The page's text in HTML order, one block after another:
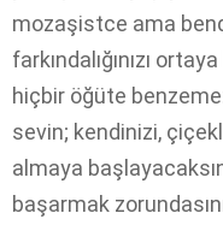
mozaşistce ama
farkındalığınızı
hiçbir öğüte
sevin; kendinizi,
almaya
başarmak